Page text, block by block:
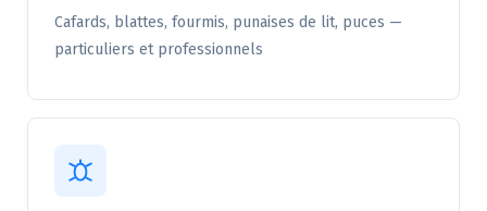
Cafards, blattes, fourmis, punaises de lit, puces —
particuliers et professionnels